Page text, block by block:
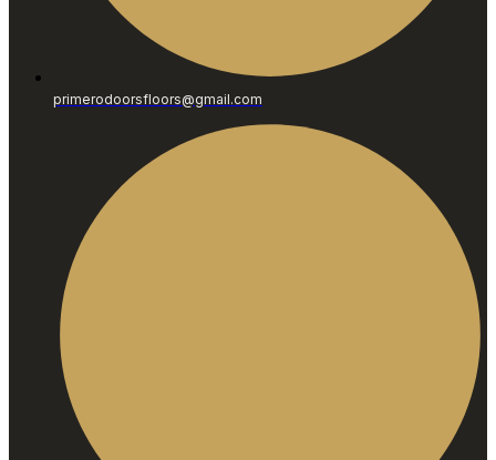
primerodoorsfloors@gmail.com